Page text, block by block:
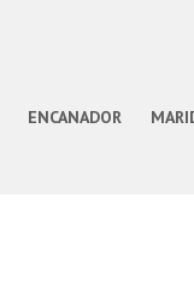
ENCANADOR